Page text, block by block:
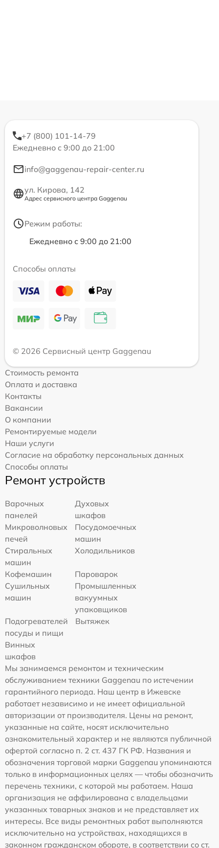
+7 (800) 101-14-79
Ежедневно с 9:00 до 21:00
info@gaggenau-repair-center.ru
ул. Кирова, 142
Адрес сервисного центра Gaggenau
Режим работы:
Ежедневно с 9:00 до 21:00
Способы оплаты
© 2026 Сервисный центр Gaggenau
Стоимость ремонта
Оплата и доставка
Контакты
Вакансии
О компании
Ремонтируемые модели
Наши услуги
Согласие на обработку персональных данных
Способы оплаты
Ремонт устройств
Варочных
панелей
Духовых
шкафов
Микроволновых
печей
Посудомоечных
машин
Стиральных
машин
Холодильников
Кофемашин
Пароварок
Сушильных
машин
Промышленных
вакуумных
упаковщиков
Подогревателей
посуды и пищи
Вытяжек
Винных
шкафов
Мы занимаемся ремонтом и техническим
обслуживанием техники Gaggenau по истечении
гарантийного периода. Наш центр в Ижевске
работает независимо и не имеет официальной
авторизации от производителя. Цены на ремонт,
указанные на сайте, носят исключительно
ознакомительный характер и не являются публичной
офертой согласно п. 2 ст. 437 ГК РФ. Названия и
обозначения торговой марки Gaggenau упоминаются
только в информационных целях — чтобы обозначить
перечень техники, с которой мы работаем. Наша
организация не аффилирована с владельцами
указанных товарных знаков и не представляет их
интересы. Все виды ремонтных работ выполняются
исключительно на устройствах, находящихся в
законном гражданском обороте, в соответствии со ст.